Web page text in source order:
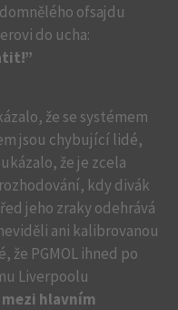
ofsajdu
do ucha:
že se systémem
jsou chybující lidé,
že je zcela
kdy divák
jeho zraky odehrává
ani kalibrovanou
že PGMOL ihned po
Liverpoolu
hlavním